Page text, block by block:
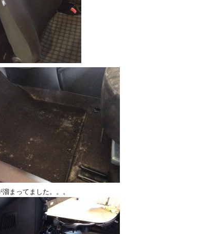
まってました。。。